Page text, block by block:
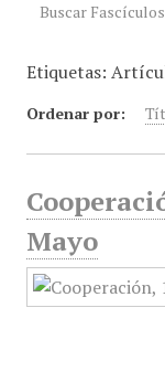
Buscar Fascículos
Etiquetas:
Ordenar por:
Mayo